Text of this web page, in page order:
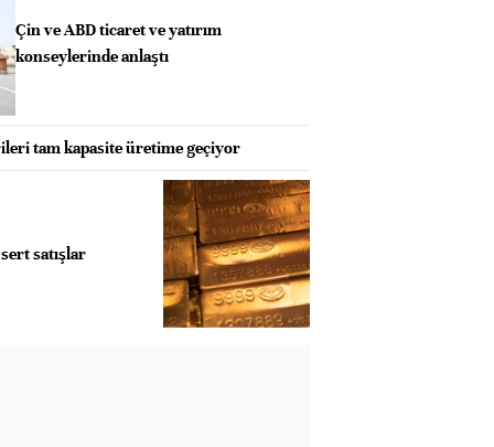
Çin ve ABD ticaret ve yatırım
konseylerinde anlaştı
tam kapasite üretime geçiyor
satışlar